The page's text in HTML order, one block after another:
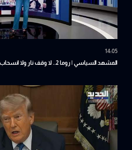
14:05
المشهد السياسي | روما 2.. لا وقف نار ولا انسحاب ماذا عن ملف الأسرى؟